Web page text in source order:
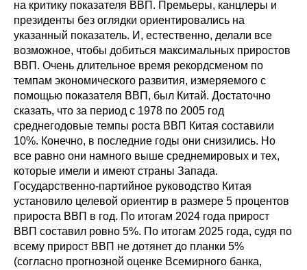
на критику показателя ВВП. Премьеры, канцлеры и
президенты без оглядки ориентировались на
указанный показатель. И, естественно, делали все
возможное, чтобы добиться максимальных приростов
ВВП. Очень длительное время рекордсменом по
темпам экономического развития, измеряемого с
помощью показателя ВВП, был Китай. Достаточно
сказать, что за период с 1978 по 2005 год
среднегодовые темпы роста ВВП Китая составили
10%. Конечно, в последние годы они снизились. Но
все равно они намного выше среднемировых и тех,
которые имели и имеют страны Запада.
Государственно-партийное руководство Китая
установило целевой ориентир в размере 5 процентов
прироста ВВП в год. По итогам 2024 года прирост
ВВП составил ровно 5%. По итогам 2025 года, судя по
всему прирост ВВП не дотянет до планки 5%
(согласно прогнозной оценке Всемирного банка,